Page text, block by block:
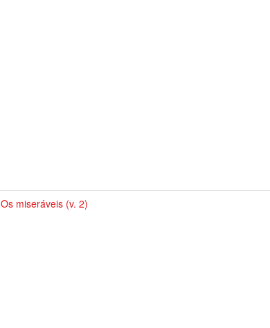
Os miseráveis (v. 2)